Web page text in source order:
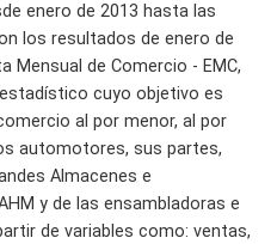
enero de 2013 hasta las
los resultados de enero de
Mensual de Comercio - EMC,
cuyo objetivo es
al por menor, al por
automotores, sus partes,
Almacenes e
y de las ensambladoras e
de variables como: ventas,